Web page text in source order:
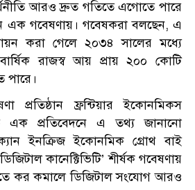
আরও দ্রুত গতিতে এগোতে পারে
এক গবেষণায়। গবেষকরা বলছেন, এ
করা গেলে ২০৩৪ সালের মধ্যে
রাজস্ব আয় প্রায় ২০০ কোটি
পারে।
প্রতিষ্ঠান ফ্রন্টিয়ার ইকোনমিকস
এক প্রতিবেদনে এ তথ্য জানানো
ক্যান ইনক্রিজ ইকোনমিক গ্রোথ বাই
কানেক্টিভিটি’ শীর্ষক গবেষণায়
কর কমালে ডিজিটাল সংযোগ আরও